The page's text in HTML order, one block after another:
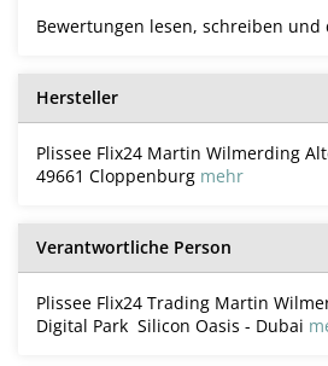
Bewertungen lesen, schreiben und
Hersteller
Plissee Flix24 Martin Wilmerding
49661 Cloppenburg mehr
Verantwortliche Person
Plissee Flix24 Trading Martin
Digital Park Silicon Oasis - Dubai